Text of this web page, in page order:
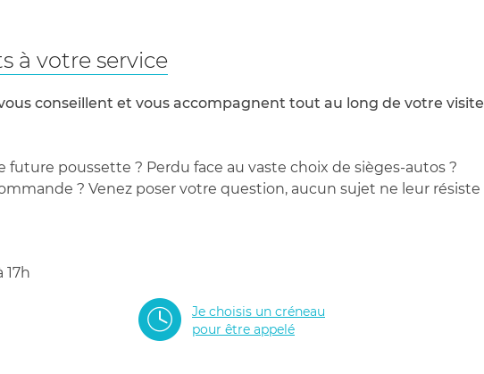
à votre service
conseillent et vous accompagnent tout au long de votre visite
future poussette ? Perdu face au vaste choix de sièges-autos ?
? Venez poser votre question, aucun sujet ne leur résiste
17h
Je choisis un créneau
pour être appelé